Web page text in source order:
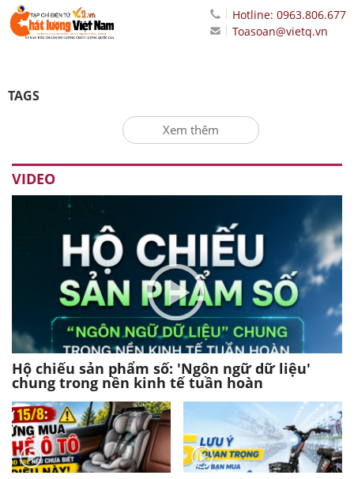
Hotline: 0963.806.677
Toasoan@vietq.vn
TAGS
Xem thêm
VIDEO
Hộ chiếu sản phẩm số: 'Ngôn ngữ dữ liệu'
chung trong nền kinh tế tuần hoàn